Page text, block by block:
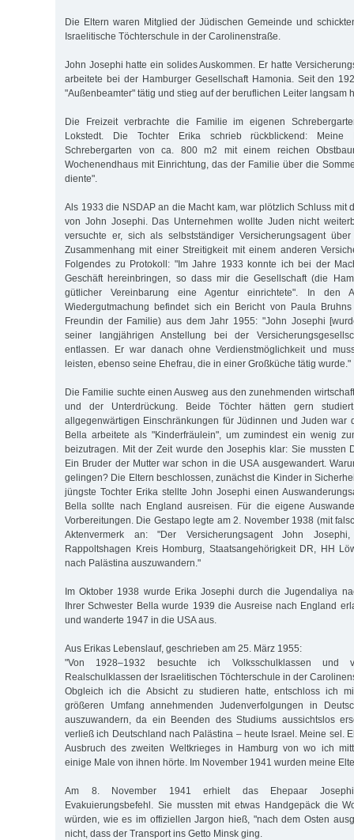
Die Eltern waren Mitglied der Jüdischen Gemeinde und
Israelitische Töchterschule in der Carolinenstraße.
John Josephi hatte ein solides Auskommen. Er hatte
arbeitete bei der Hamburger Gesellschaft Hamonia. Seit den
"Außenbeamter" tätig und stieg auf der beruflichen Leiter langsam
Die Freizeit verbrachte die Familie im eigenen
Lokstedt. Die Tochter Erika schrieb rückblickend: Meine
Schrebergarten von ca. 800 m2 mit einem reichen
Wochenendhaus mit Einrichtung, das der Familie über die
diente".
Als 1933 die NSDAP an die Macht kam, war plötzlich Schluss mit
von John Josephi. Das Unternehmen wollte Juden nicht
versuchte er, sich als selbstständiger Versicherungsagent
Zusammenhang mit einer Streitigkeit mit einem anderen
Folgendes zu Protokoll: "Im Jahre 1933 konnte ich bei der
Geschäft hereinbringen, so dass mir die Gesellschaft (die
gütlicher Vereinbarung eine Agentur einrichtete". In den
Wiedergutmachung befindet sich ein Bericht von Paula
Freundin der Familie) aus dem Jahr 1955: "John Josephi
seiner langjährigen Anstellung bei der
entlassen. Er war danach ohne Verdienstmöglichkeit und
leisten, ebenso seine Ehefrau, die in einer Großküche tätig wurde."
Die Familie suchte einen Ausweg aus den zunehmenden
und der Unterdrückung. Beide Töchter hätten gern
allgegenwärtigen Einschränkungen für Jüdinnen und Juden war
Bella arbeitete als "Kinderfräulein", um zumindest ein wenig
beizutragen. Mit der Zeit wurde den Josephis klar: Sie mussten
Ein Bruder der Mutter war schon in die USA ausgewandert.
gelingen? Die Eltern beschlossen, zunächst die Kinder in
jüngste Tochter Erika stellte John Josephi einen
Bella sollte nach England ausreisen. Für die eigene
Vorbereitungen. Die Gestapo legte am 2. November 1938 (mit
Aktenvermerk an: "Der Versicherungsagent John
Rappoltshagen Kreis Homburg, Staatsangehörigkeit DR, HH
nach Palästina auszuwandern."
Im Oktober 1938 wurde Erika Josephi durch die Jugendaliya
Ihrer Schwester Bella wurde 1939 die Ausreise nach England
und wanderte 1947 in die USA aus.
Aus Erikas Lebenslauf, geschrieben am 25. März 1955:
"Von 1928–1932 besuchte ich Volksschulklassen und
Realschulklassen der Israelitischen Töchterschule in der
Obgleich ich die Absicht zu studieren hatte, entschloss ich
größeren Umfang annehmenden Judenverfolgungen in
auszuwandern, da ein Beenden des Studiums aussichtslos
verließ ich Deutschland nach Palästina – heute Israel. Meine sel.
Ausbruch des zweiten Weltkrieges in Hamburg von wo ich
einige Male von ihnen hörte. Im November 1941 wurden meine
Am 8. November 1941 erhielt das Ehepaar
Evakuierungsbefehl. Sie mussten mit etwas Handgepäck die
würden, wie es im offiziellen Jargon hieß, "nach dem Osten
nicht, dass der Transport ins Getto Minsk ging.